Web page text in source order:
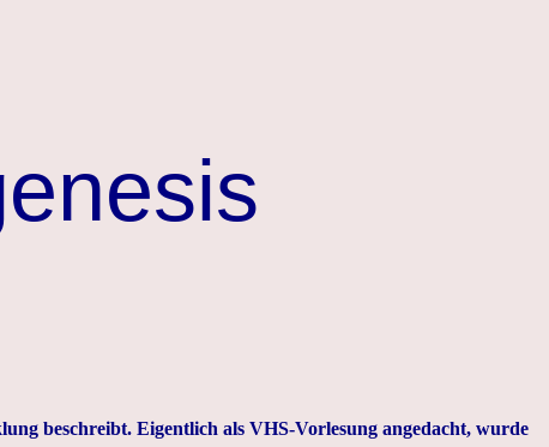
beschreibt. Eigentlich als VHS-Vorlesung angedacht, wurde